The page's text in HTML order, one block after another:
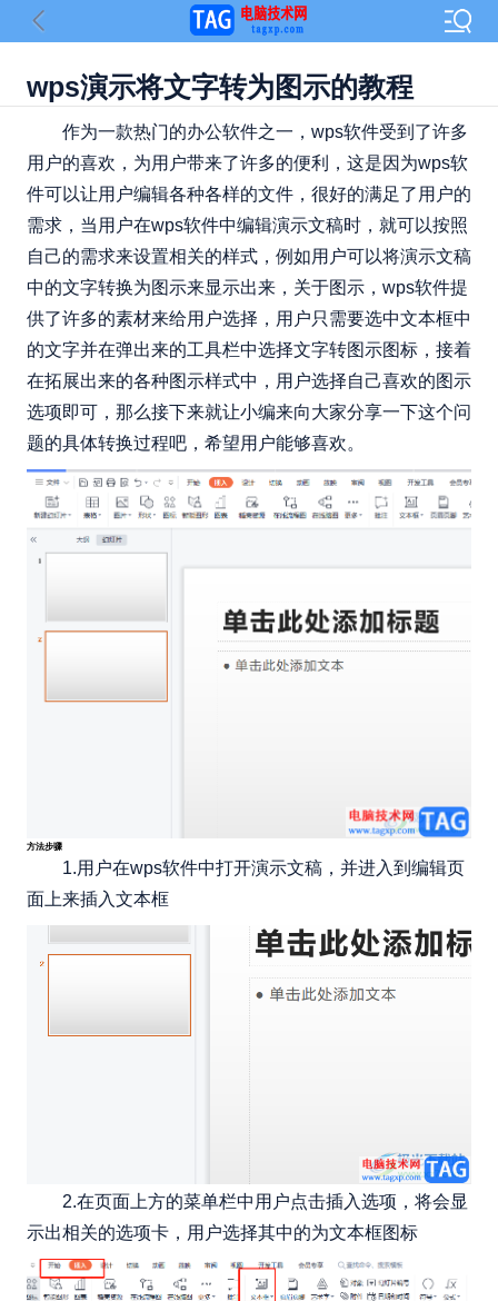
wps演示将文字转为图示的教程
作为一款热门的办公软件之一，wps软件受到了许多
用户的喜欢，为用户带来了许多的便利，这是因为wps软
件可以让用户编辑各种各样的文件，很好的满足了用户的
需求，当用户在wps软件中编辑演示文稿时，就可以按照
自己的需求来设置相关的样式，例如用户可以将演示文稿
中的文字转换为图示来显示出来，关于图示，wps软件提
供了许多的素材来给用户选择，用户只需要选中文本框中
的文字并在弹出来的工具栏中选择文字转图示图标，接着
在拓展出来的各种图示样式中，用户选择自己喜欢的图示
选项即可，那么接下来就让小编来向大家分享一下这个问
题的具体转换过程吧，希望用户能够喜欢。
方法步骤
1.用户在wps软件中打开演示文稿，并进入到编辑页
面上来插入文本框
2.在页面上方的菜单栏中用户点击插入选项，将会显
示出相关的选项卡，用户选择其中的为文本框图标